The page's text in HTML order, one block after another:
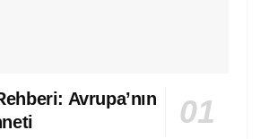
Avrupa’nın